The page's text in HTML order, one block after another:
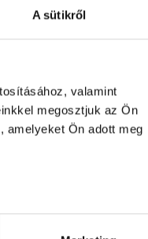
A sütikről
valamint
megosztjuk az Ön
amelyeket Ön adott meg